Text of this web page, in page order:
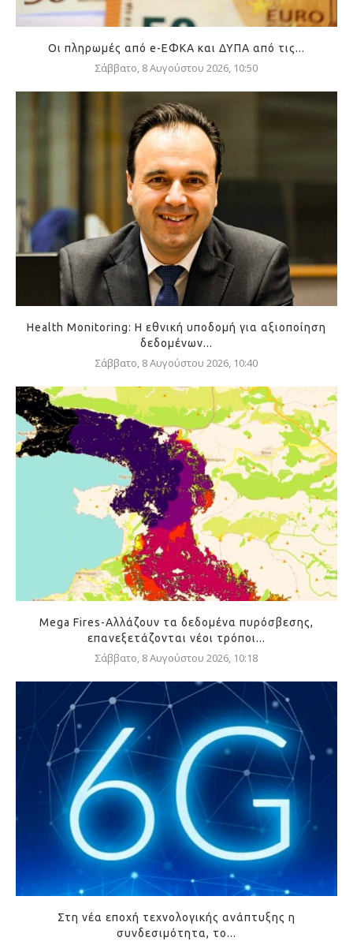
Οι πληρωμές από e-ΕΦΚΑ και ΔΥΠΑ από τις...
Σάββατο, 8 Αυγούστου 2026, 10:50
Health Monitoring: Η εθνική υποδομή για αξιοποίηση
δεδομένων...
Σάββατο, 8 Αυγούστου 2026, 10:40
Mega Fires-Αλλάζουν τα δεδομένα πυρόσβεσης,
επανεξετάζονται νέοι τρόποι...
Σάββατο, 8 Αυγούστου 2026, 10:18
Στη νέα εποχή τεχνολογικής ανάπτυξης η
συνδεσιμότητα, το...